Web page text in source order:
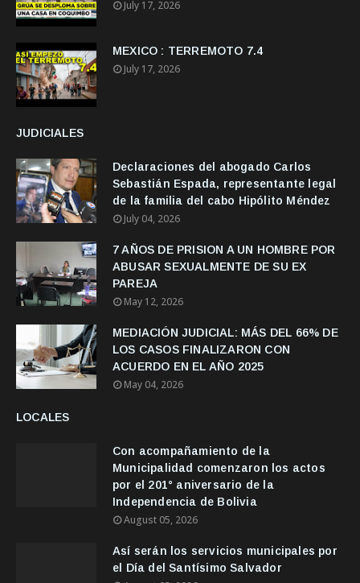
July 17, 2026
MEXICO : TERREMOTO 7.4
July 17, 2026
JUDICIALES
Declaraciones del abogado Carlos
Sebastián Espada, representante legal
de la familia del cabo Hipólito Méndez
July 04, 2026
7 AÑOS DE PRISION A UN HOMBRE POR
ABUSAR SEXUALMENTE DE SU EX
PAREJA
May 12, 2026
MEDIACIÓN JUDICIAL: MÁS DEL 66% DE
LOS CASOS FINALIZARON CON
ACUERDO EN EL AÑO 2025
May 04, 2026
LOCALES
Con acompañamiento de la
Municipalidad comenzaron los actos
por el 201° aniversario de la
Independencia de Bolivia
August 05, 2026
Así serán los servicios municipales por
el Día del Santísimo Salvador